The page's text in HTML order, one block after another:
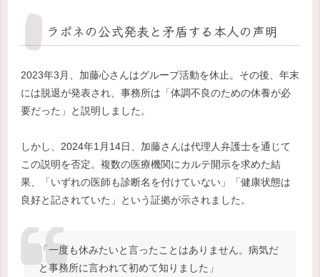
ラポネの公式発表と矛盾する本人の声明
2023年3月、加藤心さんはグループ活動を休止。その後、年末
には脱退が発表され、事務所は「体調不良のための休養が必
要だった」と説明しました。
しかし、2024年1月14日、加藤さんは代理人弁護士を通じて
この説明を否定。複数の医療機関にカルテ開示を求めた結
果、「いずれの医師も診断名を付けていない」「健康状態は
良好と記されていた」という証拠が示されました。
「一度も休みたいと言ったことはありません。病気だ
と事務所に言われて初めて知りました」